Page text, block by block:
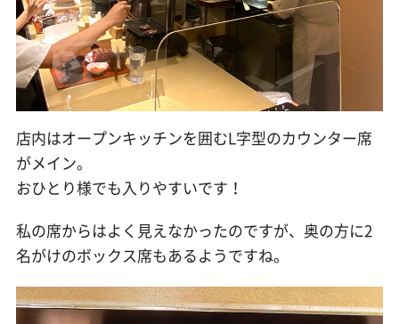
店内はオープンキッチンを囲むL字型のカウンター席
がメイン。
おひとり様でも入りやすいです！
私の席からはよく見えなかったのですが、奥の方に2
名がけのボックス席もあるようですね。